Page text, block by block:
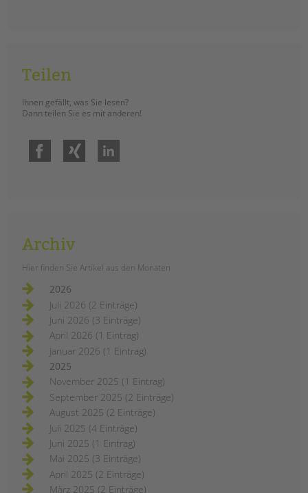
Teilen
Ihnen gefällt, was Sie lesen?
Dann teilen Sie es mit anderen!
Facebook
Archiv
Hier finden Sie Artikel aus den Monaten
2026
Juli 2026 (2 Einträge)
Juni 2026 (3 Einträge)
April 2026 (1 Eintrag)
Januar 2026 (1 Eintrag)
2025
November 2025 (1 Eintrag)
September 2025 (2 Einträge)
August 2025 (2 Einträge)
Juli 2025 (4 Einträge)
Juni 2025 (1 Eintrag)
Mai 2025 (3 Einträge)
April 2025 (2 Einträge)
März 2025 (2 Einträge)